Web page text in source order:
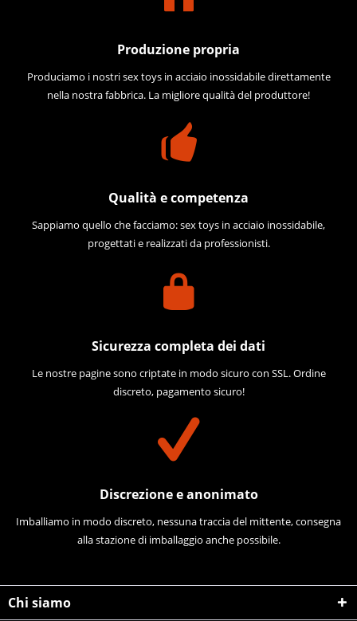
Produzione propria
Produciamo i nostri sex toys in acciaio inossidabile direttamente
nella nostra fabbrica. La migliore qualità del produttore!
Qualità e competenza
Sappiamo quello che facciamo: sex toys in acciaio inossidabile,
progettati e realizzati da professionisti.
Sicurezza completa dei dati
Le nostre pagine sono criptate in modo sicuro con SSL. Ordine
discreto, pagamento sicuro!
Discrezione e anonimato
Imballiamo in modo discreto, nessuna traccia del mittente, consegna
alla stazione di imballaggio anche possibile.
Chi siamo